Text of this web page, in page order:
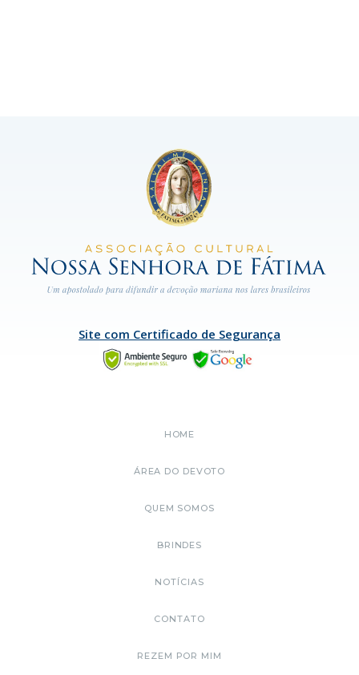
Site com Certificado de Segurança
HOME
ÁREA DO DEVOTO
QUEM SOMOS
BRINDES
NOTÍCIAS
CONTATO
REZEM POR MIM